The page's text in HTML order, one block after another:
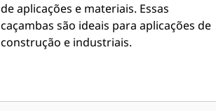
de aplicações e materiais. Essas
caçambas são ideais para aplicações de
construção e industriais.